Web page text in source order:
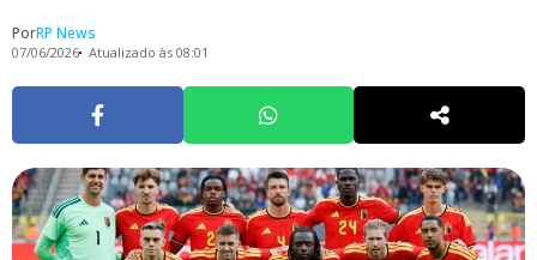
PorRP News
07/06/2026 Atualizado às 08:01